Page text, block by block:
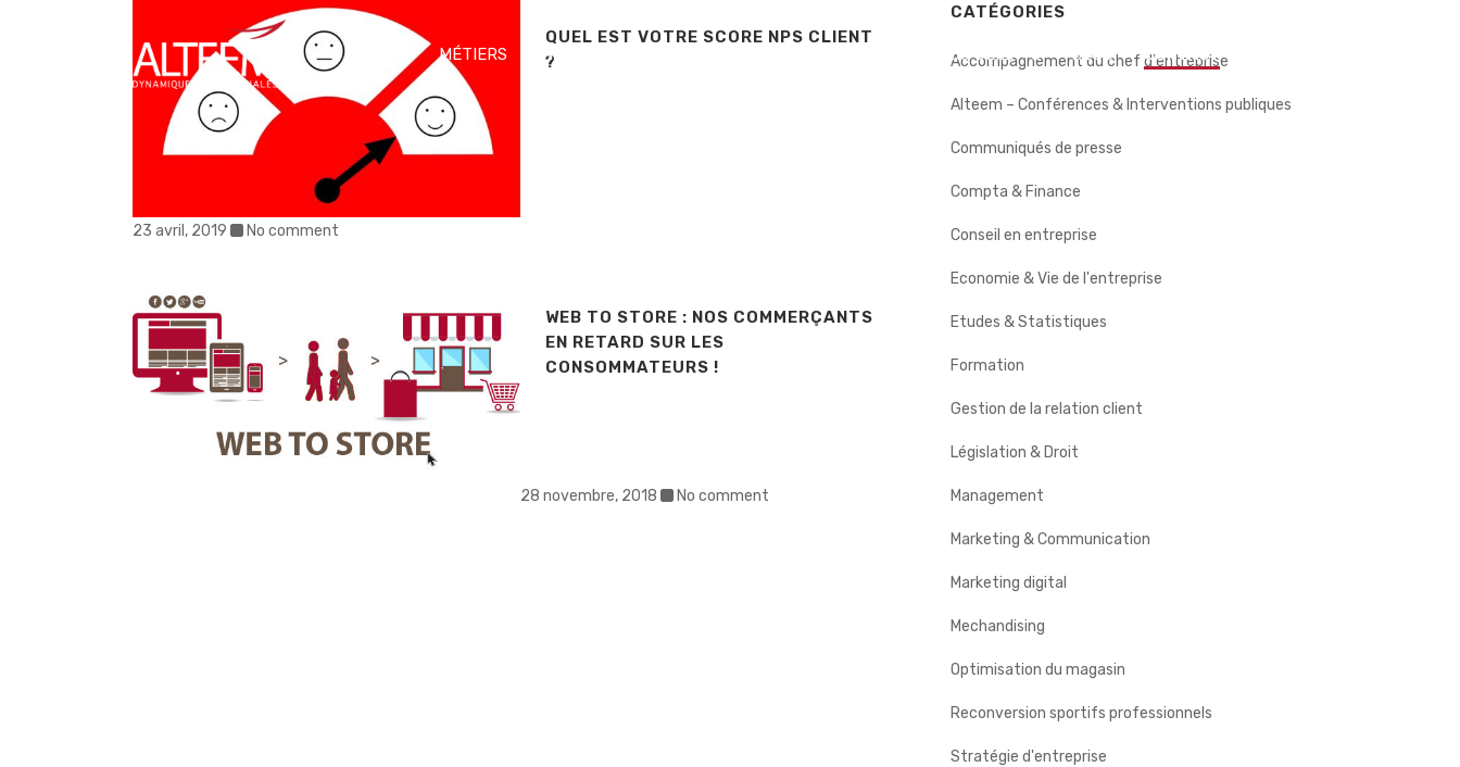
MÉTIERS INTERVENTIONS NOS CLIENTS BLOG CONTACT
QUEL EST VOTRE SCORE NPS CLIENT
?
23 avril, 2019 No comment
WEB TO STORE : NOS COMMERÇANTS
EN RETARD SUR LES
CONSOMMATEURS !
28 novembre, 2018 No comment
CATÉGORIES
Accompagnement du chef d'entreprise
Alteem – Conférences & Interventions publiques
Communiqués de presse
Compta & Finance
Conseil en entreprise
Economie & Vie de l'entreprise
Etudes & Statistiques
Formation
Gestion de la relation client
Législation & Droit
Management
Marketing & Communication
Marketing digital
Mechandising
Optimisation du magasin
Reconversion sportifs professionnels
Stratégie d'entreprise